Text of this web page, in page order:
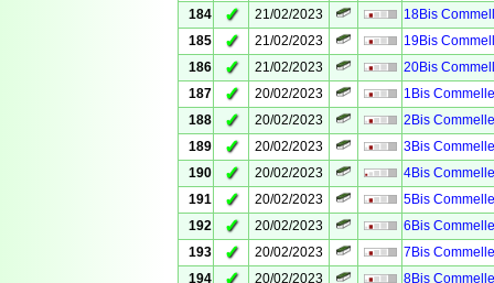
184
✓ 21/02/2023
18Bis
185
✓ 21/02/2023
19Bis
186
✓ 21/02/2023
20Bis
187
✓ 20/02/2023
1Bis
188
✓ 20/02/2023
2Bis
189
✓ 20/02/2023
3Bis
190
✓ 20/02/2023
4Bis
191
✓ 20/02/2023
5Bis
192
✓ 20/02/2023
6Bis
193
✓ 20/02/2023
7Bis
194
20/02/2023
8Bis